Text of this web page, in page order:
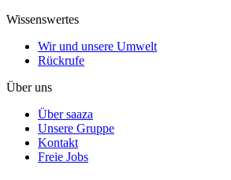
Wissenswertes
Wir und unsere Umwelt
Rückrufe
Über uns
Über saaza
Unsere Gruppe
Kontakt
Freie Jobs